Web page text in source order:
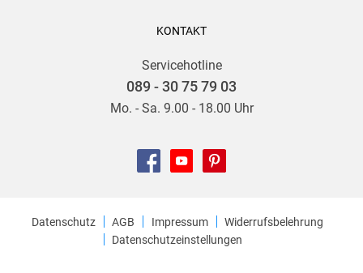
KONTAKT
Servicehotline
089 - 30 75 79 03
Mo. - Sa. 9.00 - 18.00 Uhr
Datenschutz AGB Impressum
Widerrufsbelehrung
Datenschutzeinstellungen